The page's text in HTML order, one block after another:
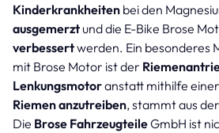
Kinderkrankheiten bei den
ausgemerzt und die E-Bike Brose
verbessertwerden. Ein besonderes
mit Brose Motor ist der
Lenkungsmotoranstatt mithilfe
Riemen anzutreiben, stammt aus der
Die Brose FahrzeugteileGmbH ist